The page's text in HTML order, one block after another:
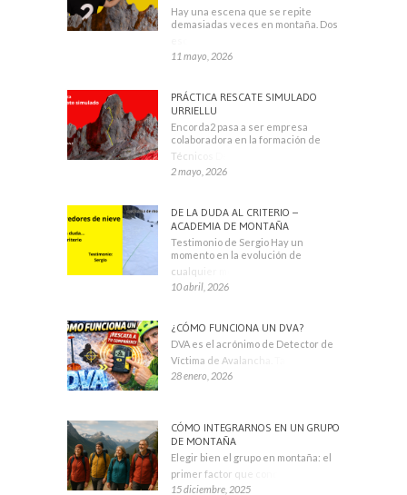
Hay una escena que se repite
demasiadas veces en montaña. Dos
11 mayo, 2026
PRÁCTICA RESCATE SIMULADO
URRIELLU
Encorda2 pasa a ser empresa
colaboradora en la formación de
Técnicos Deportivos
2 mayo, 2026
DE LA DUDA AL CRITERIO –
ACADEMIA DE MONTAÑA
Testimonio de Sergio Hay un
momento en la evolución de
cualquier montañero
10 abril, 2026
¿CÓMO FUNCIONA UN DVA?
DVA es el acrónimo de Detector de
Víctima de Avalancha. También se
28 enero, 2026
CÓMO INTEGRARNOS EN UN GRUPO
DE MONTAÑA
Elegir bien el grupo en montaña: el
primer factor que condiciona tu
15 diciembre, 2025